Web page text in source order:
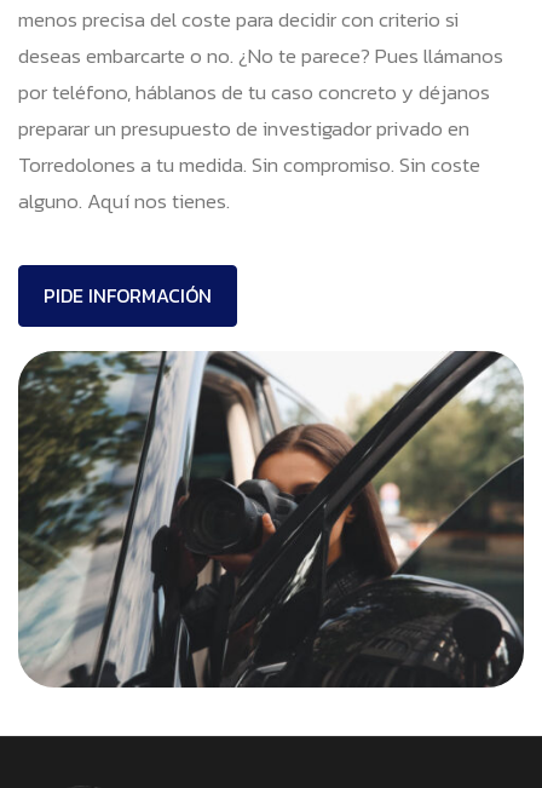
menos precisa del coste para decidir con criterio si
deseas embarcarte o no. ¿No te parece? Pues llámanos
por teléfono, háblanos de tu caso concreto y déjanos
preparar un presupuesto de investigador privado en
Torredolones a tu medida. Sin compromiso. Sin coste
alguno. Aquí nos tienes.
PIDE INFORMACIÓN